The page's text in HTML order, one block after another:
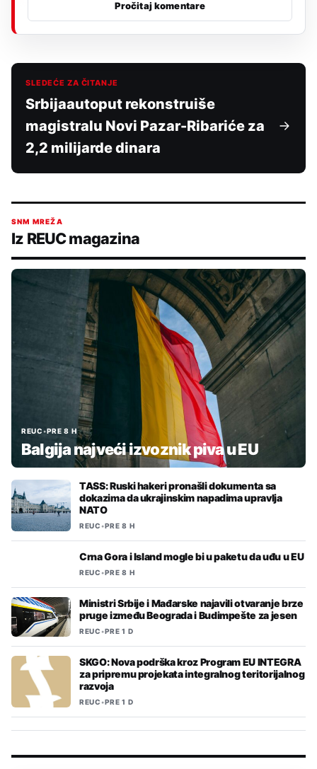
Pročitaj komentare
SLEDEĆE ZA ČITANJE
Srbijaautoput rekonstruiše
magistralu Novi Pazar-Ribariće za
2,2 milijarde dinara
SNM MREŽA
Iz REUC magazina
REUC•PRE 8 H
Balgija najveći izvoznik piva u EU
TASS: Ruski hakeri pronašli dokumenta sa
dokazima da ukrajinskim napadima upravlja
NATO
REUC•PRE 8 H
Crna Gora i Island mogle bi u paketu da uđu u EU
REUC•PRE 8 H
Ministri Srbije i Mađarske najavili otvaranje brze
pruge između Beograda i Budimpešte za jesen
REUC•PRE 1 D
SKGO: Nova podrška kroz Program EU INTEGRA
za pripremu projekata integralnog teritorijalnog
razvoja
REUC•PRE 1 D